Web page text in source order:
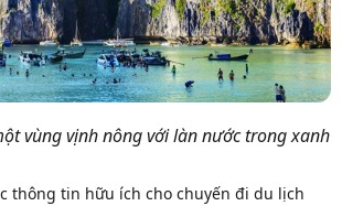
vùng vịnh nông với làn nước trong xanh
thông tin hữu ích cho chuyến đi du lịch